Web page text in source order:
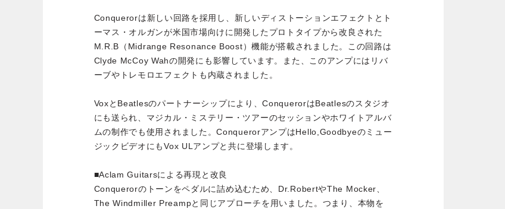
Conquerorは新しい回路を採用し、新しいディストーションエフェクトとト
ーマス・オルガンが米国市場向けに開発したプロトタイプから改良された
M.R.B（Midrange Resonance Boost）機能が搭載されました。この回路は
Clyde McCoy Wahの開発にも影響しています。また、このアンプにはリバ
ーブやトレモロエフェクトも内蔵されました。
VoxとBeatlesのパートナーシップにより、ConquerorはBeatlesのスタジオ
にも送られ、マジカル・ミステリー・ツアーのセッションやホワイトアルバ
ムの制作でも使用されました。ConquerorアンプはHello,Goodbyeのミュー
ジックビデオにもVox ULアンプと共に登場します。
■Aclam Guitarsによる再現と改良
Conquerorのトーンをペダルに詰め込むため、Dr.RobertやThe Mocker、
The Windmiller Preampと同じアプローチを用いました。つまり、本物を